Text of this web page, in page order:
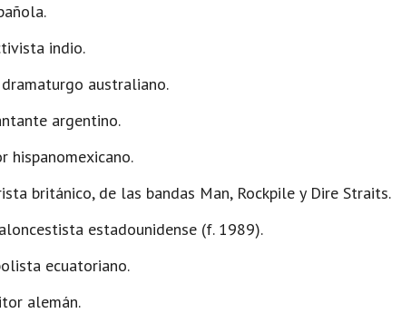
indio.
australiano.
argentino.
hispanomexicano.
británico, de las bandas Man, Rockpile y Dire Straits.
estadounidense (f. 1989).
ecuatoriano.
alemán.